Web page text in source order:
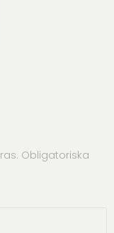
Obligatoriska